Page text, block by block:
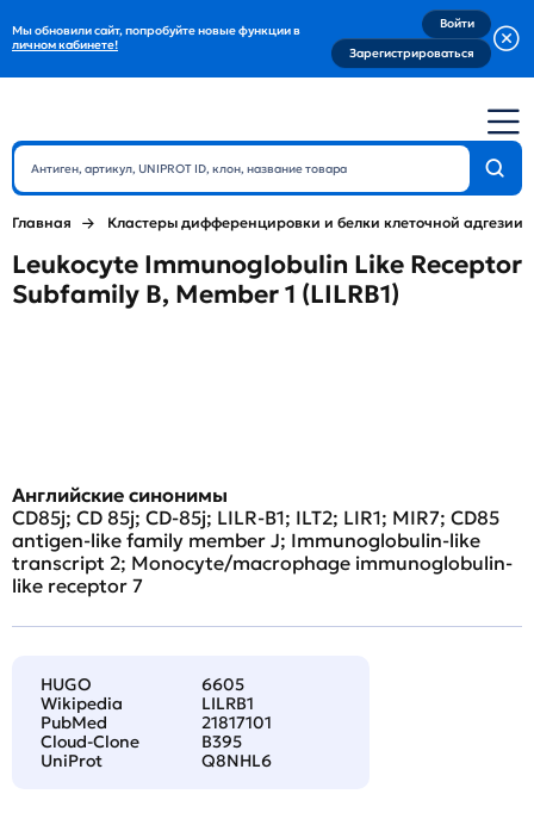
Мы обновили сайт, попробуйте новые функции в
личном кабинете!
Войти
Зарегистрироваться
Главная Кластеры дифференцировки и белки клеточной адгезии
Leukocyte Immunoglobulin Like Receptor
Subfamily B, Member 1 (LILRB1)
Английские синонимы
CD85j; CD 85j; CD-85j; LILR-B1; ILT2; LIR1; MIR7; CD85
antigen-like family member J; Immunoglobulin-like
transcript 2; Monocyte/macrophage immunoglobulin-
like receptor 7
HUGO
6605
Wikipedia
LILRB1
PubMed
21817101
Cloud-Clone
B395
UniProt
Q8NHL6